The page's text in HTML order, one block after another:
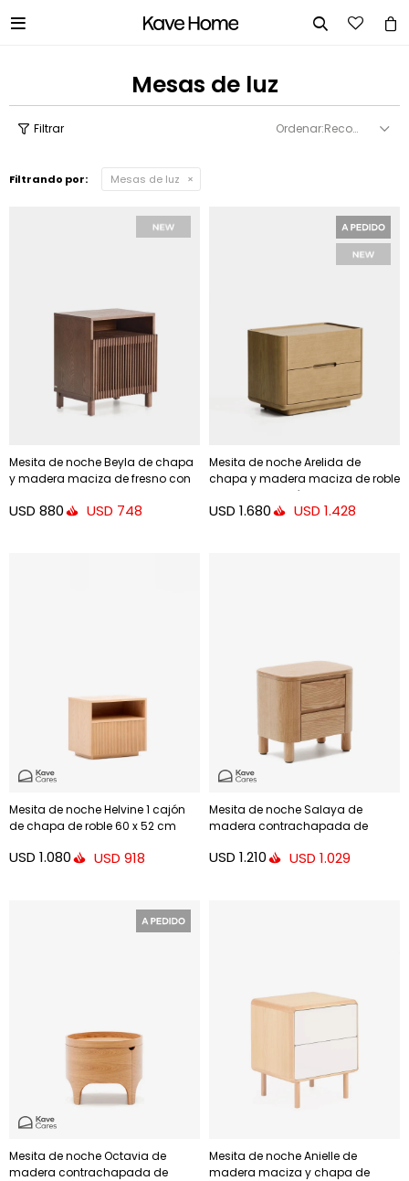
 
Mesas de luz
Recomendados
Filtrando por: Mesas de luz
Mesita de noche Beyla de chapa
y madera maciza de fresno con
cm
USD 880 USD 748
Mesita de noche Arelida de
chapa y madera maciza de roble
acabado marrón claro 65 x 50
cm
USD 1.680 USD 1.428
Mesita de noche Helvine 1 cajón
de chapa de roble 60 x 52 cm
USD 1.080 USD 918
Mesita de noche Salaya de
madera contrachapada de
USD 1.210 USD 1.029
Mesita de noche Octavia de
madera contrachapada de
Mesita de noche Anielle de
madera maciza y chapa de